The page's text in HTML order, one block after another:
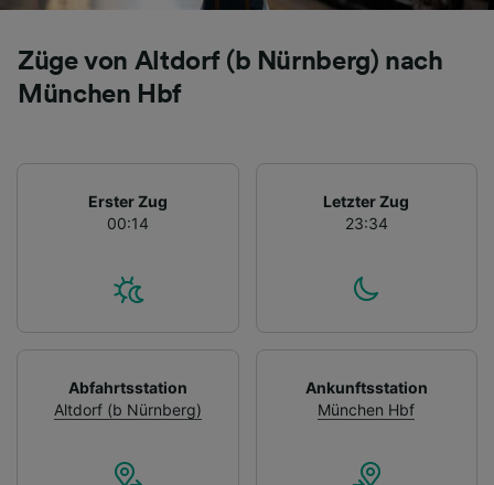
Züge von Altdorf (b Nürnberg) nach
München Hbf
Erster Zug
00:14
Letzter Zug
23:34
Abfahrtsstation
Altdorf (b Nürnberg)
Ankunftsstation
München Hbf